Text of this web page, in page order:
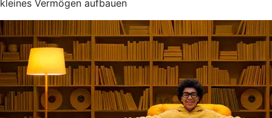
kleines Vermögen aufbauen